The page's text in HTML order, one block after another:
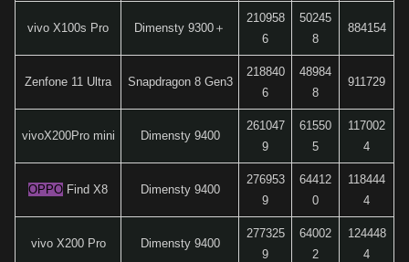
vivo X100s Pro Dimensty 9300＋
210958
6
50245
8
884154
Zenfone 11 Ultra Snapdragon 8 Gen3
218840
6
48984
8
911729
vivoX200Pro mini Dimensty 9400
261047
9
61550
5
117002
4
OPPO Find X8 Dimensty 9400
276953
9
64412
0
118444
4
vivo X200 Pro Dimensty 9400
277325
9
64002
2
124448
4